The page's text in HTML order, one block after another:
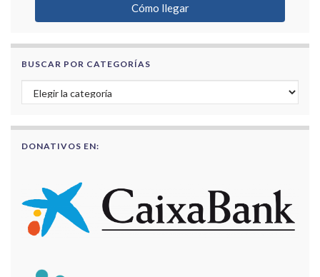
Cómo llegar
BUSCAR POR CATEGORÍAS
Buscar por categorías
DONATIVOS EN: